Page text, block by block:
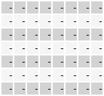
- - - - - - - -
- - - - - - - -
- - - - - - - -
- - - - - - - -
- - - - - - - -
- - - - - - - -
- - - - - - - -